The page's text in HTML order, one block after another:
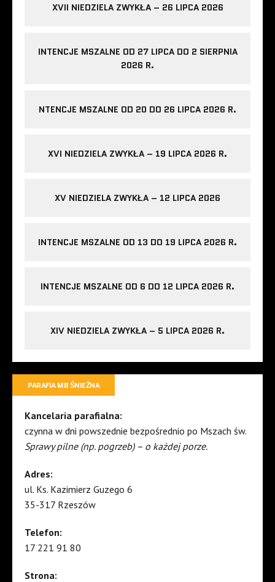
XVII NIEDZIELA ZWYKŁA – 26 LIPCA 2026
INTENCJE MSZALNE OD 27 LIPCA DO 2 SIERPNIA
2026 R.
NTENCJE MSZALNE OD 20 DO 26 LIPCA 2026 R.
XVI NIEDZIELA ZWYKŁA – 19 LIPCA 2026 R.
XV NIEDZIELA ZWYKŁA – 12 LIPCA 2026
INTENCJE MSZALNE OD 13 DO 19 LIPCA 2026 R.
INTENCJE MSZALNE OD 6 DO 12 LIPCA 2026 R.
XIV NIEDZIELA ZWYKŁA – 5 LIPCA 2026 R.
PARAFIA MB ŚNIEŻNA
Kancelaria parafialna:
czynna w dni powszednie bezpośrednio po Mszach św.
Sprawy pilne (np. pogrzeb) – o każdej porze.
Adres:
ul. Ks. Kazimierz Guzego 6
35-317 Rzeszów
Telefon:
17 221 91 80
Strona: